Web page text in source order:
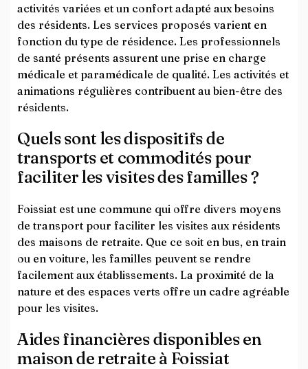
activités variées et un confort adapté aux besoins
des résidents. Les services proposés varient en
fonction du type de résidence. Les professionnels
de santé présents assurent une prise en charge
médicale et paramédicale de qualité. Les activités et
animations régulières contribuent au bien-être des
résidents.
Quels sont les dispositifs de
transports et commodités pour
faciliter les visites des familles ?
Foissiat est une commune qui offre divers moyens
de transport pour faciliter les visites aux résidents
des maisons de retraite. Que ce soit en bus, en train
ou en voiture, les familles peuvent se rendre
facilement aux établissements. La proximité de la
nature et des espaces verts offre un cadre agréable
pour les visites.
Aides financières disponibles en
maison de retraite à Foissiat